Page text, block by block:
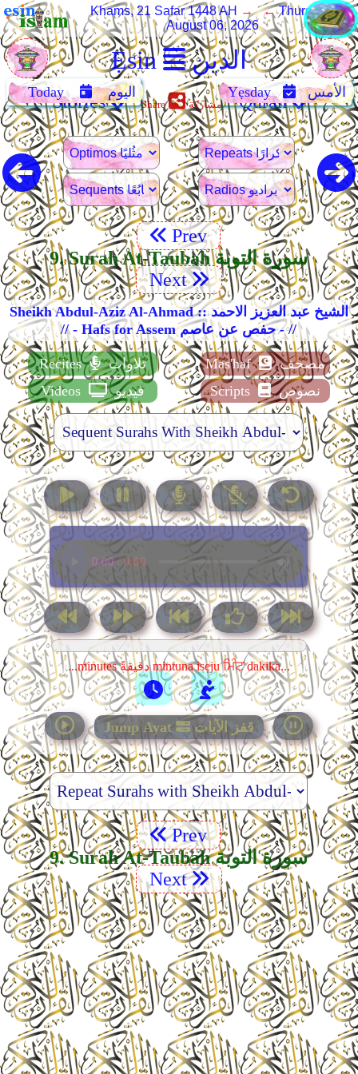
Ẹsin الدين
Khams, 21 Safar 1448 AH → ← Thursday,
August 06, 2026
Today اليوم Yẹsday الأمس Stories Share مشاركة Quran
Prev
9. Surah At-Taubah سورة التوبة
Next
Sheikh Abdul-Aziz Al-Ahmad :: الشيخ عبد العزيز الاحمد
// - Hafs for Assem حفص عن عاصم - //
Recites تلاوات Mas'haf
مصحف
Videos
فيديو Scripts نصوص
...minutes دقيقةً mintuna isẹju ਮਿੰਟ dakika...
Jump Ayat قفز الآيات
Prev
9. Surah At-Taubah سورة التوبة
Next